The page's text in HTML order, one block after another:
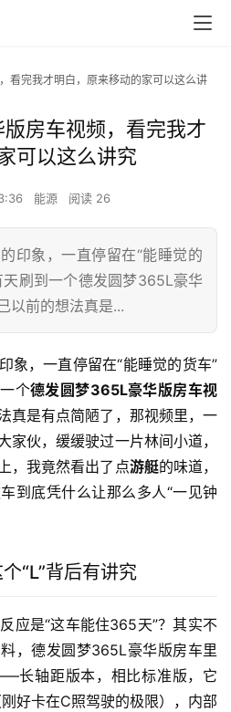
看完我才明白，原来移动的家可以这么讲
房车视频，看完我才
可以这么讲究
能源 阅读 26
印象，一直停留在“能睡觉的
天刷到一个德发圆梦365L豪华
以前的想法真是...
象，一直停留在“能睡觉的货车”
个德发圆梦365L豪华版房车视
真是有点简陋了，那视频里，一
家伙，缓缓驶过一片林间小道，
，我竟然看出了点游艇的味道，
到底凭什么让那么多人“一见钟
“L”背后有讲究
应是“这车能住365天”？其实不
，德发圆梦365L豪华版房车里
长轴距版本，相比标准版，它
刚好卡在C照驾驶的极限），内部